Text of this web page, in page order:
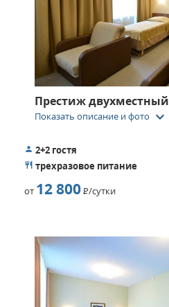
Престиж двухместный
Показать описание и фото keyboard_arrow_down
2+2 гостя
трехразовое питание
от 12 800Р/сутки